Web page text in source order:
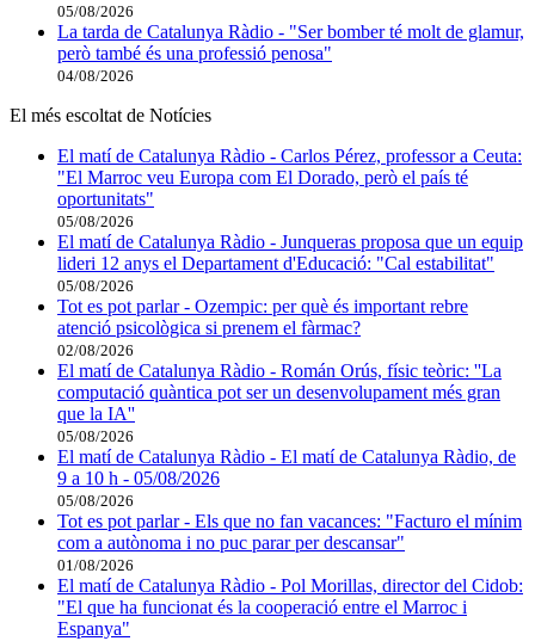
05/08/2026
La tarda de Catalunya Ràdio - "Ser bomber té molt de glamur,
però també és una professió penosa"
04/08/2026
El més escoltat de Notícies
El matí de Catalunya Ràdio - Carlos Pérez, professor a Ceuta:
"El Marroc veu Europa com El Dorado, però el país té
oportunitats"
05/08/2026
El matí de Catalunya Ràdio - Junqueras proposa que un equip
lideri 12 anys el Departament d'Educació: "Cal estabilitat"
05/08/2026
Tot es pot parlar - Ozempic: per què és important rebre
atenció psicològica si prenem el fàrmac?
02/08/2026
El matí de Catalunya Ràdio - Román Orús, físic teòric: ''La
computació quàntica pot ser un desenvolupament més gran
que la IA''
05/08/2026
El matí de Catalunya Ràdio - El matí de Catalunya Ràdio, de
9 a 10 h - 05/08/2026
05/08/2026
Tot es pot parlar - Els que no fan vacances: "Facturo el mínim
com a autònoma i no puc parar per descansar"
01/08/2026
El matí de Catalunya Ràdio - Pol Morillas, director del Cidob:
"El que ha funcionat és la cooperació entre el Marroc i
Espanya"